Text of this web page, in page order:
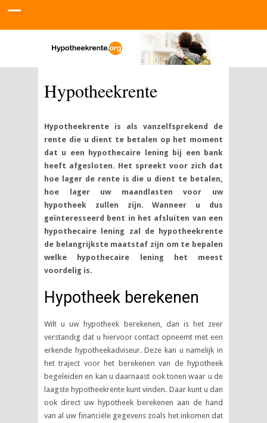
Hypotheekrente
Hypotheekrente is als vanzelfsprekend de
rente die u dient te betalen op het moment
dat u een hypothecaire lening bij een bank
heeft afgesloten. Het spreekt voor zich dat
hoe lager de rente is die u dient te betalen,
hoe lager uw maandlasten voor uw
hypotheek zullen zijn. Wanneer u dus
geïnteresseerd bent in het afsluiten van een
hypothecaire lening zal de hypotheekrente
de belangrijkste maatstaf zijn om te bepalen
welke hypothecaire lening het meest
voordelig is.
Hypotheek berekenen
Wilt u uw hypotheek berekenen, dan is het zeer
verstandig dat u hiervoor contact opneemt met een
erkende hypotheekadviseur. Deze kan u namelijk in
het traject voor het berekenen van de hypotheek
begeleiden en kan u daarnaast ook tonen waar u de
laagste hypotheekrente kunt vinden. Daar kunt u dan
ook direct uw hypotheek berekenen aan de hand
van al uw financiële gegevens zoals het inkomen dat